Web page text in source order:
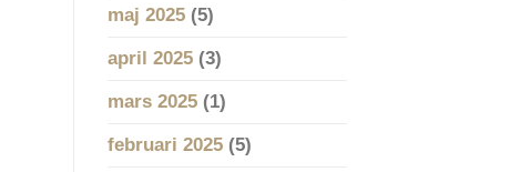
maj 2025(5)
april 2025(3)
mars 2025(1)
februari 2025(5)